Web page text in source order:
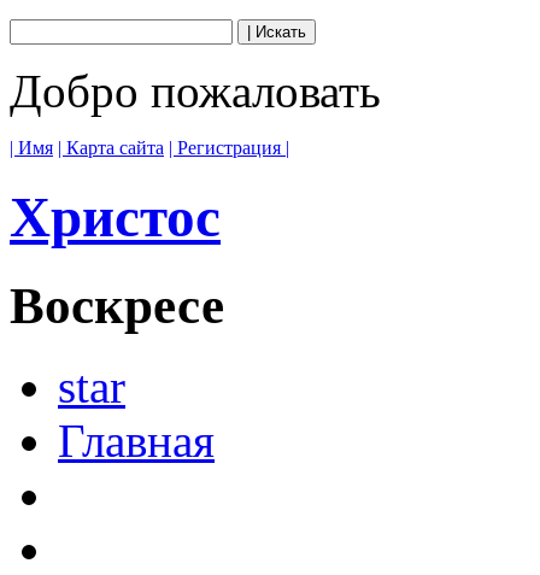
Добро пожаловать
| Имя | Карта сайта | Регистрация |
Христос
Воскресе
star
Главная